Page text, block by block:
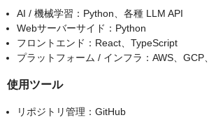
AI / 機械学習：Python、各種 LLM API
Webサーバーサイド：Python
フロントエンド：React、TypeScript
プラットフォーム / インフラ：AWS、GCP
使用ツール
リポジトリ管理：GitHub